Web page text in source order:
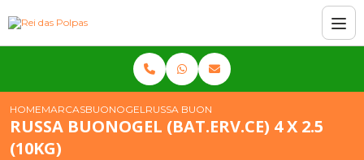
HOMEMARCASBUONOGELRUSSA BUONOGEL (BAT.ERV.CE) 4 X 2.5
RUSSA BUONOGEL (BAT.ERV.CE) 4 X 2.5
(10KG)